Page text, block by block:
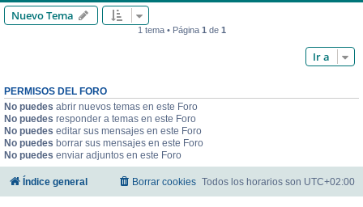
Nuevo Tema
1 tema • Página 1 de 1
Ir a
PERMISOS DEL FORO
No puedes abrir nuevos temas en este Foro
No puedes responder a temas en este Foro
No puedes editar sus mensajes en este Foro
No puedes borrar sus mensajes en este Foro
No puedes enviar adjuntos en este Foro
Índice general Todos los horarios son UTC+02:00
Borrar cookies